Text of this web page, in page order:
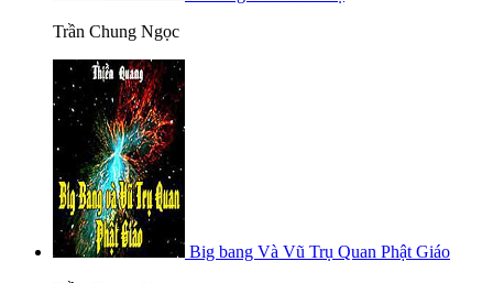
Trần Chung Ngọc
Big bang Và Vũ Trụ Quan Phật Giáo